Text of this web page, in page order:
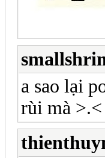
a sao lại
rùi mà >.<